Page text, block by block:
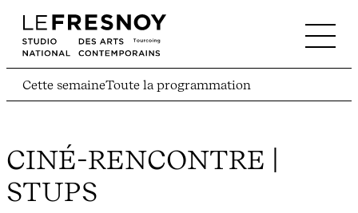
Cette semaineToute la programmation
CINÉ-RENCONTRE |
STUPS